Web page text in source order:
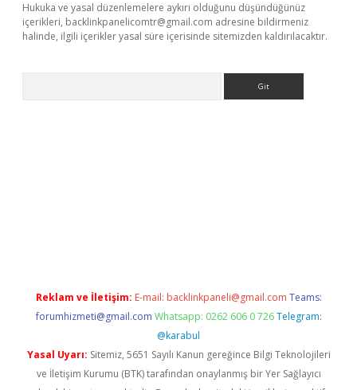
Hukuka ve yasal düzenlemelere aykırı olduğunu düşündüğünüz
içerikleri, backlinkpanelicomtr@gmail.com adresine bildirmeniz
halinde, ilgili içerikler yasal süre içerisinde sitemizden kaldırılacaktır.
Reklam ve İletişim: E-mail: backlinkpaneli@gmail.com Teams:
forumhizmeti@gmail.com Whatsapp: 0262 606 0 726 Telegram:
@karabul
Yasal Uyarı: Sitemiz, 5651 Sayılı Kanun gereğince Bilgi Teknolojileri
ve İletişim Kurumu (BTK) tarafından onaylanmış bir Yer Sağlayıcı